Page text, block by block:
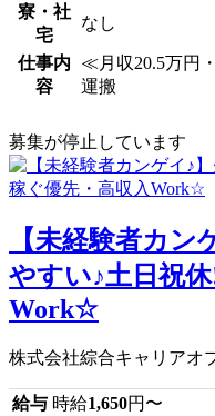
寮・社
宅
なし
仕事内
容
≪月収20.5万円
運搬
募集が停止しています
【未経験者カン
やすい♪土日祝
Work☆
株式会社綜合キャリアオ
給与 時給1,650円〜